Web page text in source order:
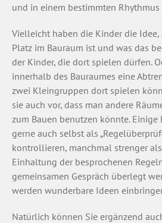
und in einem bestimmten
Vielleicht haben die Kinder die Idee,
Platz im Bauraum ist und was das
der Kinder, die dort spielen dürfen.
innerhalb des Bauraumes eine
zwei Kleingruppen dort spielen
sie auch vor, dass man andere
zum Bauen benutzen könnte. Einige
gerne auch selbst als
kontrollieren, manchmal strenger
Einhaltung der besprochenen
gemeinsamen Gespräch überlegt
werden wunderbare Ideen
Natürlich können Sie ergänzend